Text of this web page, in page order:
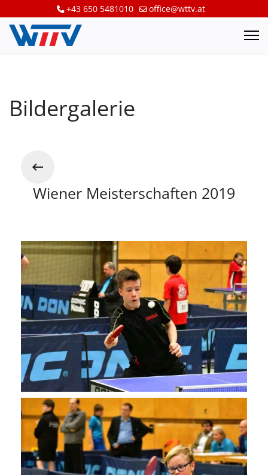
+43 650 5481010 office@wttv.at
Bildergalerie
Wiener Meisterschaften 2019